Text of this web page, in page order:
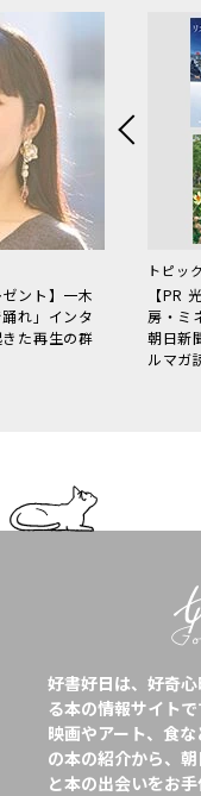
ント】一木
れ」インタ
た再生の群
トピック
【PR
房・ミ
朝日新
ルマガ
好書好日は、好奇
る本の情報サイトで
映画やアート、食
の本の紹介から、
と本の出会いをお手